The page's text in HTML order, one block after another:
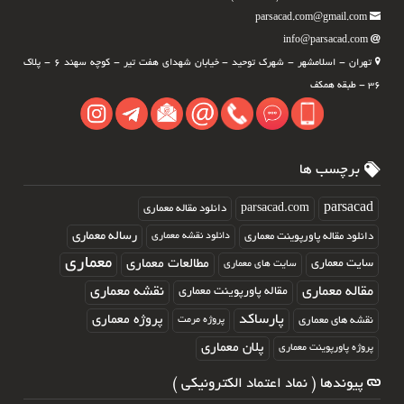
parsacad.com@gmail.com
info@parsacad.com
تهران - اسلامشهر - شهرک توحید - خیابان شهدای هفت تیر - کوچه سهند ۶ - پلاک
۳۶ - طبقه همکف
برچسب ها
parsacad
parsacad.com دانلود مقاله معماری
دانلود مقاله پاورپوینت معماری دانلود نقشه معماری رساله معماری
سایت معماری سایت های معماری مطالعات معماری معماری
مقاله معماری مقاله پاورپوینت معماری نقشه معماری
نقشه های معماری پارساکد پروژه مرمت پروژه معماری
پروژه پاورپوینت معماری پلان معماری
پیوندها ( نماد اعتماد الکترونیکی )